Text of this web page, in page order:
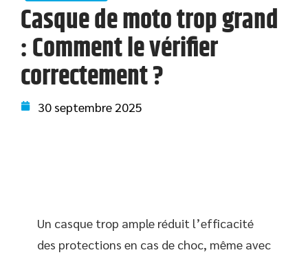
Casque de moto trop grand
: Comment le vérifier
correctement ?
30 septembre 2025
Un casque trop ample réduit l’efficacité
des protections en cas de choc, même avec